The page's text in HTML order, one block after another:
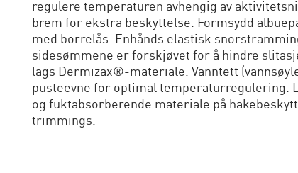
regulere temperaturen avhengig av
brem for ekstra beskyttelse. Formsydd
med borrelås. Enhånds elastisk
sidesømmene er forskjøvet for å hindre
lags Dermizax®-materiale. Vanntett
pusteevne for optimal temperaturregulering.
og fuktabsorberende materiale på
trimmings.